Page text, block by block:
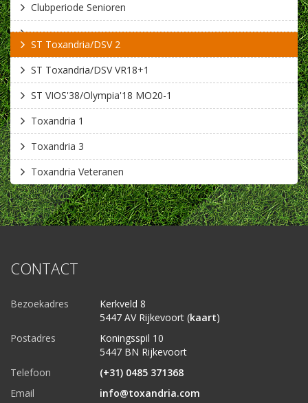
Clubperiode Senioren
ST Toxandria/DSV 2
ST Toxandria/DSV VR18+1
ST VIOS'38/Olympia'18 MO20-1
Toxandria 1
Toxandria 3
Toxandria Veteranen
CONTACT
Bezoekadres
Kerkveld 8
5447 AV Rijkevoort (kaart)
Postadres
Koningsspil 10
5447 BN Rijkevoort
Telefoon
(+31) 0485 371368
Email
info@toxandria.com